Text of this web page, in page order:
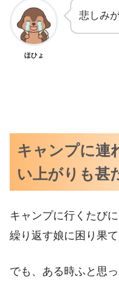
ほひょ
悲しみ
キャンプに連
い上がりも甚
キャンプに行くたび
繰り返す娘に困り果て
でも、ある時ふと思っ